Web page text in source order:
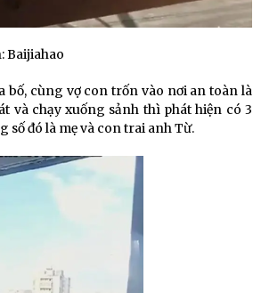
Baijiahao
bố, cùng vợ con trốn vào nơi an toàn là
và chạy xuống sảnh thì phát hiện có 3
số đó là mẹ và con trai anh Từ.